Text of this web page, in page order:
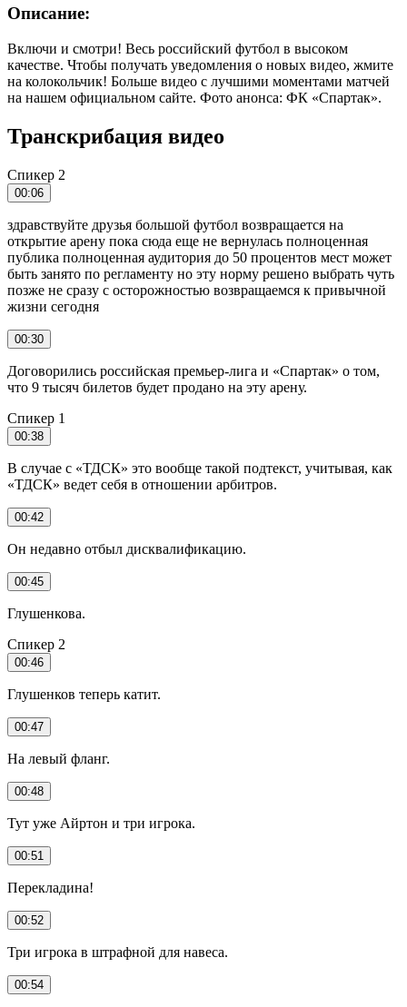
Описание:
Включи и смотри! Весь российский футбол в высоком
качестве. Чтобы получать уведомления о новых видео, жмите
на колокольчик! Больше видео с лучшими моментами матчей
на нашем официальном сайте. Фото анонса: ФК «Спартак».
Транскрибация видео
Спикер 2
00:06
здравствуйте друзья большой футбол возвращается на
открытие арену пока сюда еще не вернулась полноценная
публика полноценная аудитория до 50 процентов мест может
быть занято по регламенту но эту норму решено выбрать чуть
позже не сразу с осторожностью возвращаемся к привычной
жизни сегодня
00:30
Договорились российская премьер-лига и «Спартак» о том,
что 9 тысяч билетов будет продано на эту арену.
Спикер 1
00:38
В случае с «ТДСК» это вообще такой подтекст, учитывая, как
«ТДСК» ведет себя в отношении арбитров.
00:42
Он недавно отбыл дисквалификацию.
00:45
Глушенкова.
Спикер 2
00:46
Глушенков теперь катит.
00:47
На левый фланг.
00:48
Тут уже Айртон и три игрока.
00:51
Перекладина!
00:52
Три игрока в штрафной для навеса.
00:54